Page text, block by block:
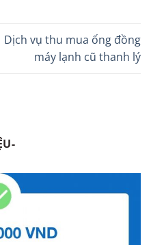
Dịch vụ thu mua ống đồng
máy lạnh cũ thanh lý